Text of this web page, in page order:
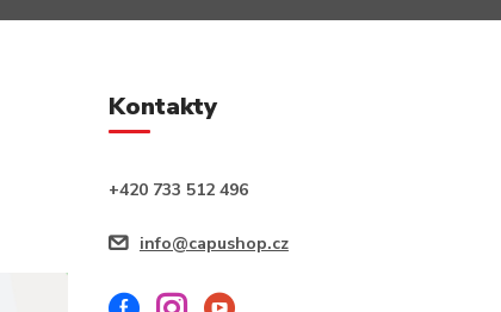
Kontakty
+420 733 512 496
info@capushop.cz